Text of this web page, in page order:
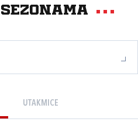
UTAKMICE